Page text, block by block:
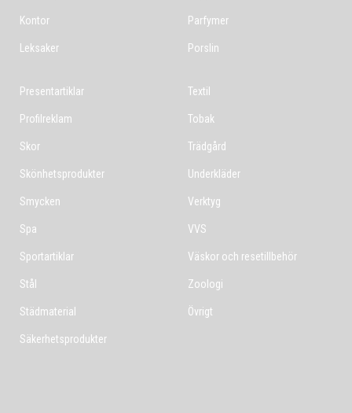
Kontor
Leksaker
Parfymer
Porslin
Presentartiklar
Profilreklam
Skor
Skönhetsprodukter
Smycken
Spa
Sportartiklar
Stål
Städmaterial
Säkerhetsprodukter
Textil
Tobak
Trädgård
Underkläder
Verktyg
VVS
Väskor och resetillbehör
Zoologi
Övrigt